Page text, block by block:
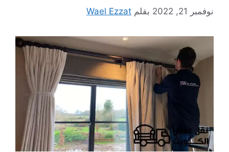
نوفمبر 21, 2022 بقلم Wael Ezzat